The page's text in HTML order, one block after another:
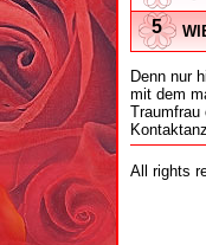
5
Denn nur
mit dem
Traumfrau
All rights